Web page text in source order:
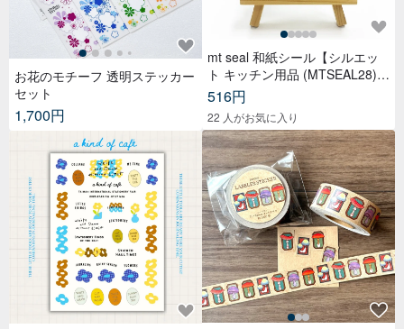
お花のモチーフ 透明ステッカー
セット
1,700円
mt seal 和紙シール【シルエッ
ト キッチン用品 (MTSEAL28)】
2017AW
516円
22 人がお気に入り